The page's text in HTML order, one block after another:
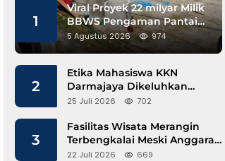
1
Viral Proyek 22 milyar Milik
BBWS Pengaman Pantai
Pesisir Barat Diduga
Gunakan Besi Banci
5 Agustus 2026 974
2
Etika Mahasiswa KKN
Darmajaya Dikeluhkan
Kepala Pekon Sinar Jawa
25 Juli 2026 702
3
Fasilitas Wisata Merangin
Terbengkalai Meski Anggaran
Perawatan Terus Mengalir
22 Juli 2026 669